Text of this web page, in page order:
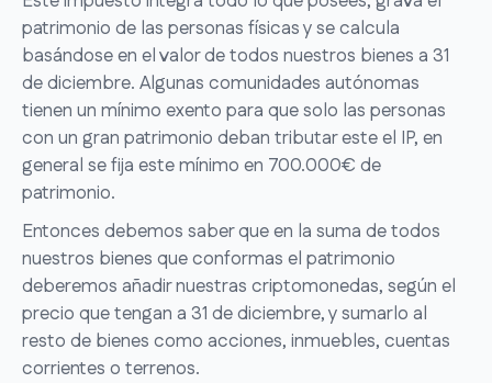
patrimonio de las personas físicas y se calcula
basándose en el valor de todos nuestros bienes a 31
de diciembre. Algunas comunidades autónomas
tienen un mínimo exento para que solo las personas
con un gran patrimonio deban tributar este el IP, en
general se fija este mínimo en 700.000€ de
patrimonio.
Entonces debemos saber que en la suma de todos
nuestros bienes que conformas el patrimonio
deberemos añadir nuestras criptomonedas, según el
precio que tengan a 31 de diciembre, y sumarlo al
resto de bienes como acciones, inmuebles, cuentas
corrientes o terrenos.